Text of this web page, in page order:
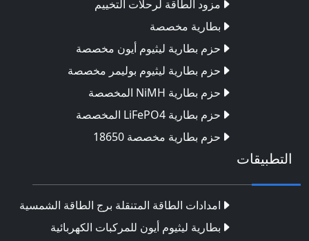
مزود الطاقة لرحلات التخييم
بطارية مخصصة
حزم بطارية ليثيوم أيون مخصصة
حزم بطارية ليثيوم بوليمر مخصصة
حزم بطارية NiMH المخصصة
حزم بطارية LiFePO4 المخصصة
حزم بطارية مخصصة 18650
التطبيقات
امدادات الطاقة المتنقلة برج الطاقة الشمسية
بطارية ليثيوم أيون للمركبات الكهربائية